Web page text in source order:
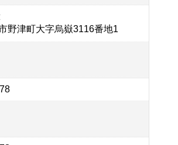
野津町大字烏嶽3116番地1